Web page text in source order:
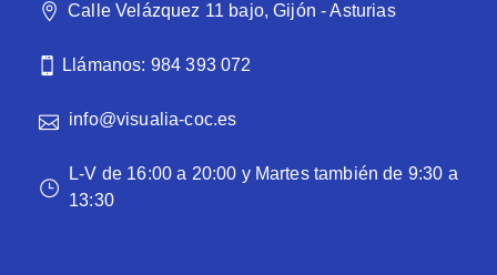
Calle Velázquez 11 bajo, Gijón - Asturias
Llámanos: 984 393 072
info@visualia-coc.es
L-V de 16:00 a 20:00 y Martes también de 9:30 a
13:30